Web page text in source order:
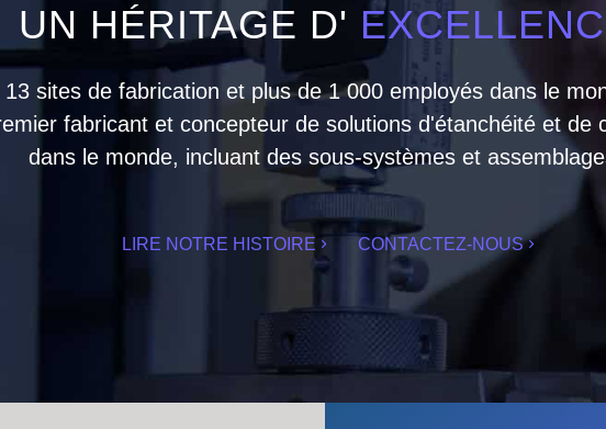
UN HÉRITAGE D'
sites de fabrication et plus de 1 000 employés dans le
fabricant et concepteur de solutions d'étanchéité et de
dans le monde, incluant des sous-systèmes et
LIRE NOTRE HISTOIRE CONTACTEZ-NOUS